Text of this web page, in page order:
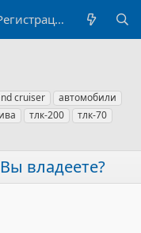
Регистрация
cruiser
автомобили
тлк-200
тлк-70
владеете?